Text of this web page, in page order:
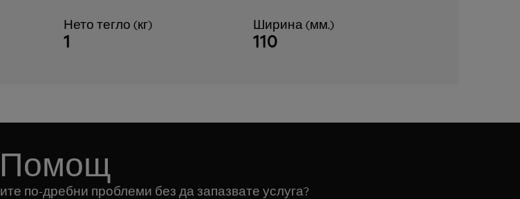
Нето тегло (кг)
1
Ширина (мм.)
110
Помощ
по-дребни проблеми без да запазвате услуга?